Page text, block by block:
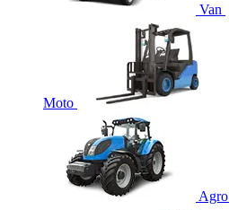
Van
Moto
Agro